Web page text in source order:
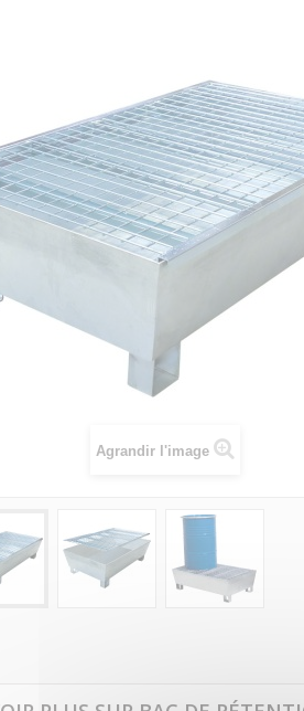
Agrandir l'image